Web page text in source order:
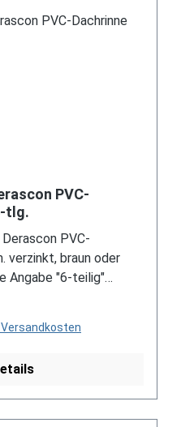
oder per E-Mail
PVC-
tlg.
PVC-
verzinkt, braun oder
Angabe "6-teilig"
des Artikels, nicht die
Es handelt
eines nicht
welches mit